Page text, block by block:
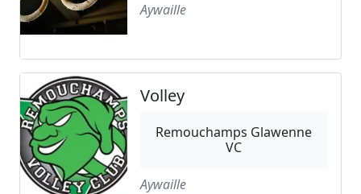
Aywaille
Volley
Remouchamps Glawenne
VC
Aywaille